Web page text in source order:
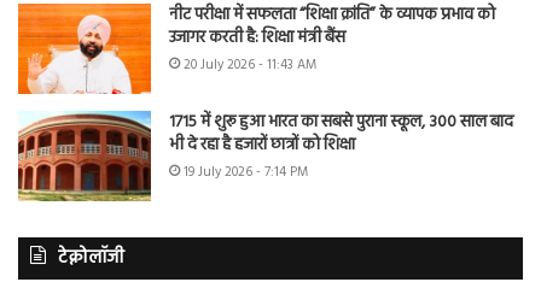
नीट परीक्षा में सफलता “शिक्षा क्रांति” के व्यापक प्रभाव को
उजागर करती है: शिक्षा मंत्री बैंस
20 July 2026 - 11:43 AM
1715 में शुरू हुआ भारत का सबसे पुराना स्कूल, 300 साल बाद
भी दे रहा है हजारों छात्रों को शिक्षा
19 July 2026 - 7:14 PM
टेक्नोलॉजी